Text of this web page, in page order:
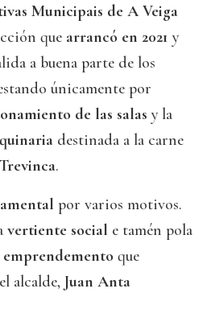
Municipais de A Veiga
que arrancó en 2021 y
a buena parte de los
únicamente por
de las salas y la
destinada a la carne
.
por varios motivos.
vertiente social e tamén pola
que
alcalde, Juan Anta